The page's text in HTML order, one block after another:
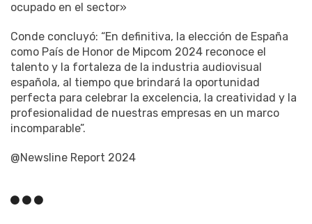
ocupado en el sector»
Conde concluyó: “En definitiva, la elección de España
como País de Honor de Mipcom 2024 reconoce el
talento y la fortaleza de la industria audiovisual
española, al tiempo que brindará la oportunidad
perfecta para celebrar la excelencia, la creatividad y la
profesionalidad de nuestras empresas en un marco
incomparable”.
@Newsline Report 2024